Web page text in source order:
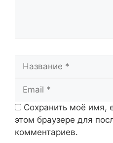
Сохранить моё имя,
этом браузере для
комментариев.